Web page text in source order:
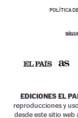
POLÍTICA
EDICIONES EL
reproducciones y
desde este sitio